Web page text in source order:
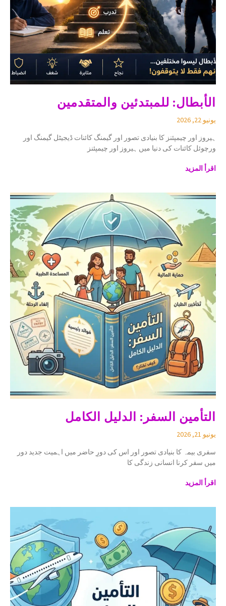
الأبطال: للمبتدئين والمتقدمين
يونيو 22, 2026
ہیروز اور چیمپئنز کا بنیادی تصور اور گیمنگ کائنات ڈیجیٹل گیمنگ اور
ورچوئل کائنات کی دنیا میں ہیروز اور چیمپئنز
اقرأ المزيد
التأمين السفر: الدليل الكامل
يونيو 21, 2026
سفری بیمہ کا بنیادی تصور اور اس کی دورِ حاضر میں اہمیت جدید دور
میں سفر کرنا انسانی زندگی کا
اقرأ المزيد